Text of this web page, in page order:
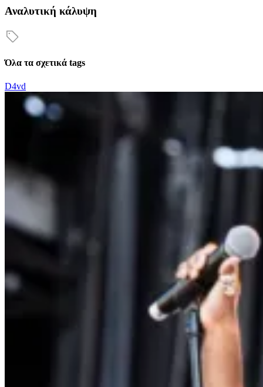
Αναλυτική κάλυψη
Όλα τα σχετικά tags
D4vd